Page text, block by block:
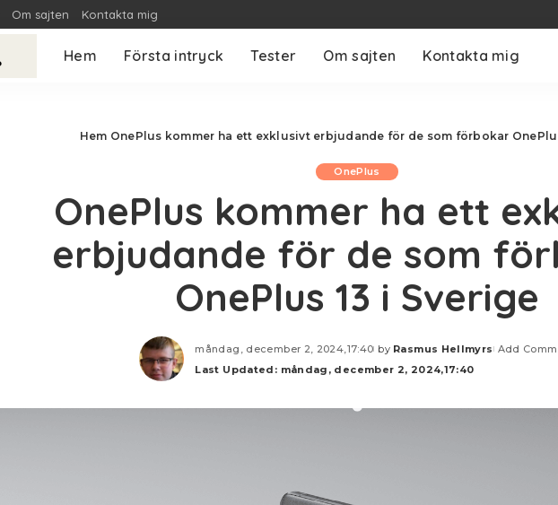
Om sajten Kontakta mig
Hem Första intryck Tester Om sajten Kontakta mig
Hem OnePlus kommer ha ett exklusivt erbjudande för de som förbokar
OnePlus
OnePlus kommer ha ett
erbjudande för de som
OnePlus 13 i Sverige
måndag, december 2, 2024,17:40
Posted
by
by Rasmus Hellmyrs Add
Last Updated: måndag, december 2, 2024,17:40